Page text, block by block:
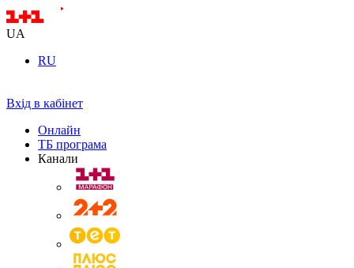
UA
RU
Вхід в кабінет
Онлайн
ТБ програма
Канали